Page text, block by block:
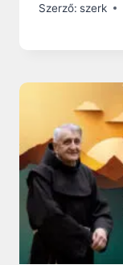
Szerző: szerk